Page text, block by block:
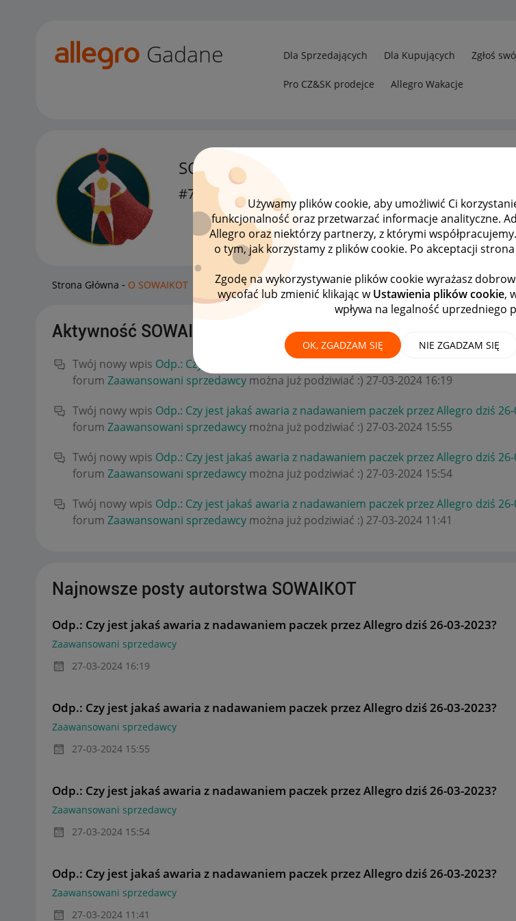
Używamy plików cookie, aby umożliwić Ci
funkcjonalność oraz przetwarzać informacje analityczne.
Allegro oraz niektórzy partnerzy, z którymi współpracujemy.
o tym, jak korzystamy z plików cookie. Po akceptacji
Zgodę na wykorzystywanie plików cookie wyrażasz
wycofać lub zmienić klikając wUstawienia plików cookie,
wpływa na legalność uprzedniego
OK, ZGADZAM SIĘ NIE ZGADZAM SIĘ
Gadane Dla Sprzedających Dla Kupujących Zgłoś
Pro CZ&SK prodejce Allegro Wakacje
SOWAIKOT
#7 Wielbiciel
Strona Główna O SOWAIKOT
Aktywność SOWAIKOT
Twój nowy wpis Odp.: Czy jest jakaś awaria z nadawaniem paczek przez Allegro dziś 26-
forum Zaawansowani sprzedawcy można już podziwiać :) ‎27-03-2024 16:19
Twój nowy wpis Odp.: Czy jest jakaś awaria z nadawaniem paczek przez Allegro dziś 26-
forum Zaawansowani sprzedawcy można już podziwiać :) ‎27-03-2024 15:55
Twój nowy wpis Odp.: Czy jest jakaś awaria z nadawaniem paczek przez Allegro dziś 26-
forum Zaawansowani sprzedawcy można już podziwiać :) ‎27-03-2024 15:54
Twój nowy wpis Odp.: Czy jest jakaś awaria z nadawaniem paczek przez Allegro dziś 26-
forum Zaawansowani sprzedawcy można już podziwiać :) ‎27-03-2024 11:41
Najnowsze posty autorstwa SOWAIKOT
Odp.: Czy jest jakaś awaria z nadawaniem paczek przez Allegro dziś 26-03-2023?
Zaawansowani sprzedawcy
‎27-03-2024 16:19
Odp.: Czy jest jakaś awaria z nadawaniem paczek przez Allegro dziś 26-03-2023?
Zaawansowani sprzedawcy
‎27-03-2024 15:55
Odp.: Czy jest jakaś awaria z nadawaniem paczek przez Allegro dziś 26-03-2023?
Zaawansowani sprzedawcy
‎27-03-2024 15:54
Odp.: Czy jest jakaś awaria z nadawaniem paczek przez Allegro dziś 26-03-2023?
Zaawansowani sprzedawcy
‎27-03-2024 11:41